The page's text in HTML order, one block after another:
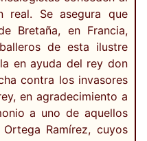
real. Se asegura que
Bretaña, en Francia,
de esta ilustre
en ayuda del rey don
contra los invasores
en agradecimiento a
a uno de aquellos
Ramírez, cuyos